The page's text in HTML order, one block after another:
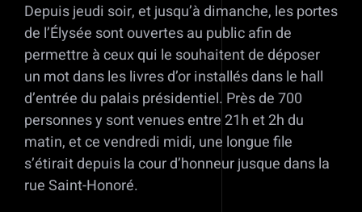
Depuis jeudi soir, et jusqu’à dimanche, les portes
de l’Élysée sont ouvertes au public afin de
permettre à ceux qui le souhaitent de déposer
un mot dans les livres d’or installés dans le hall
d’entrée du palais présidentiel. Près de 700
personnes y sont venues entre 21h et 2h du
matin, et ce vendredi midi, une longue file
s’étirait depuis la cour d’honneur jusque dans la
rue Saint-Honoré.